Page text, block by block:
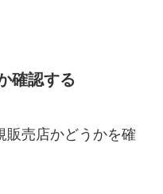
確認する
販売店かどうかを確